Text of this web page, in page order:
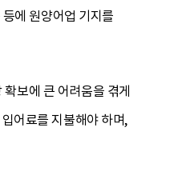
에 원양어업 기지를
보에 큰 어려움을 겪게
어료를 지불해야 하며,